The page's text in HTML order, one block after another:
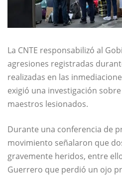
La CNTE responsabilizó al
agresiones registradas
realizadas en las
exigió una investigación
maestros lesionados.
Durante una conferencia de
movimiento señalaron que
gravemente heridos, entre
Guerrero que perdió un ojo